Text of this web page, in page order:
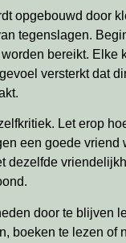
opgebouwd door
tegenslagen.
bereikt. Elke
versterkt dat
Let erop
een goede vriend
dezelfde
door te blijven
boeken te lezen of